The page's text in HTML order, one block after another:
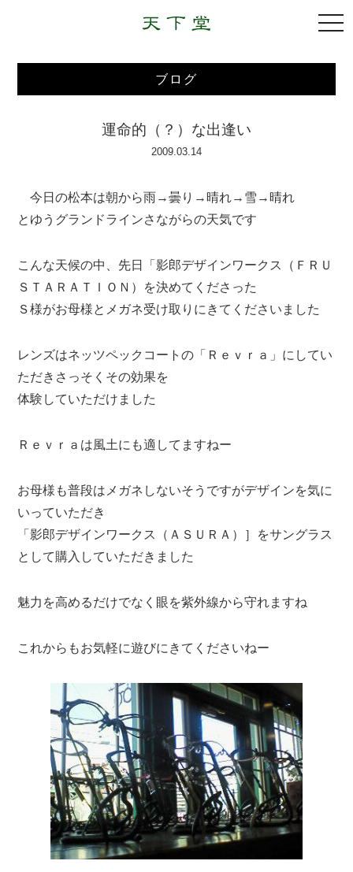
ブログ
運命的（？）な出逢い
2009.03.14
今日の松本は朝から雨→曇り→晴れ→雪→晴れ
とゆうグランドラインさながらの天気です
こんな天候の中、先日「影郎デザインワークス（ＦＲＵ
ＳＴＡＲＡＴＩＯＮ）を決めてくださった
Ｓ様がお母様とメガネ受け取りにきてくださいました
レンズはネッツペックコートの「Ｒｅｖｒａ」にしてい
ただきさっそくその効果を
体験していただけました
Ｒｅｖｒａは風土にも適してますねー
お母様も普段はメガネしないそうですがデザインを気に
いっていただき
「影郎デザインワークス（ＡＳＵＲＡ）］をサングラス
として購入していただきました
魅力を高めるだけでなく眼を紫外線から守れますね
これからもお気軽に遊びにきてくださいねー